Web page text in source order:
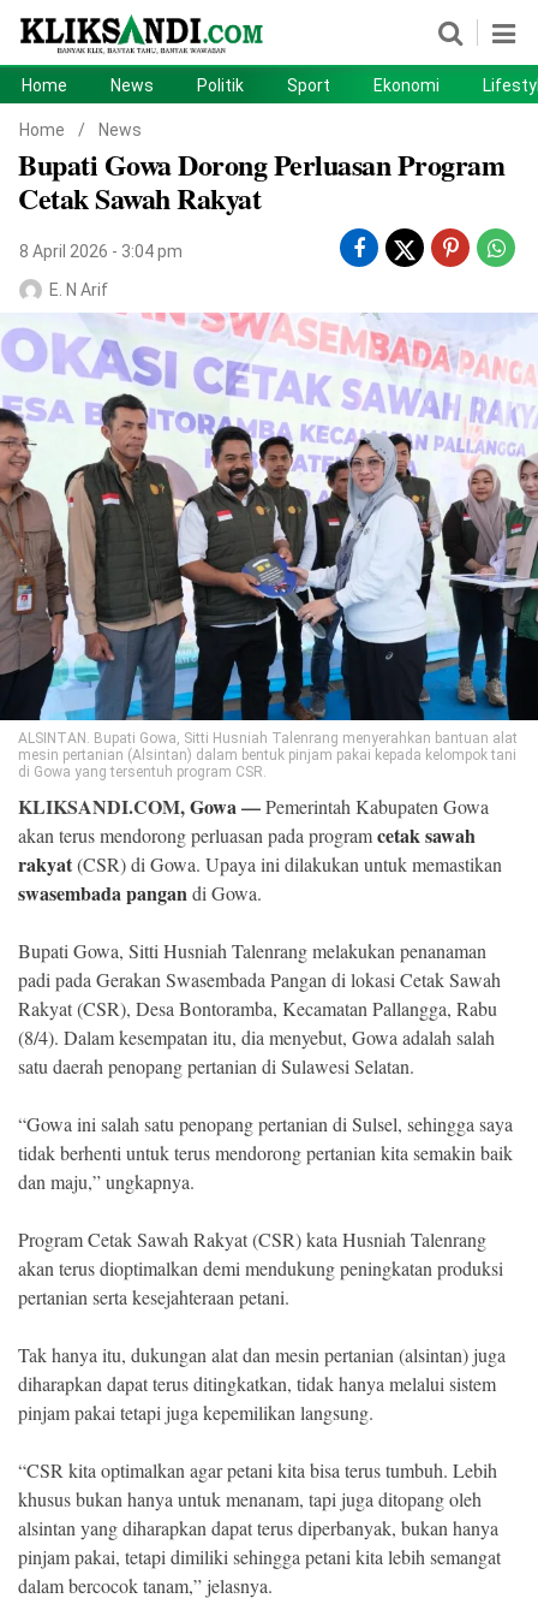
Politik Sport
©
Copyright
2026
Sandi
-
right
reserved
Home News Politik Sport Ekonomi
Home / News
Bupati Gowa Dorong Perluasan Program
Cetak Sawah Rakyat
8 April 2026 - 3:04 pm
E. N Arif
ALSINTAN. Bupati Gowa, Sitti Husniah Talenrang menyerahkan bantuan alat
mesin pertanian (Alsintan) dalam bentuk pinjam pakai kepada kelompok tani
di Gowa yang tersentuh program CSR.
KLIKSANDI.COM,Gowa—Pemerintah Kabupaten Gowa
akan terus mendorong perluasan pada programcetak sawah
rakyat(CSR) di Gowa. Upaya ini dilakukan untuk memastikan
swasembada pangandi Gowa.
Bupati Gowa, Sitti Husniah Talenrang melakukan penanaman
padi pada Gerakan Swasembada Pangan di lokasi Cetak Sawah
Rakyat (CSR), Desa Bontoramba, Kecamatan Pallangga, Rabu
(8/4). Dalam kesempatan itu, dia menyebut, Gowa adalah salah
satu daerah penopang pertanian di Sulawesi Selatan.
“Gowa ini salah satu penopang pertanian di Sulsel, sehingga saya
tidak berhenti untuk terus mendorong pertanian kita semakin baik
dan maju,” ungkapnya.
Program Cetak Sawah Rakyat (CSR) kata Husniah Talenrang
akan terus dioptimalkan demi mendukung peningkatan produksi
pertanian serta kesejahteraan petani.
Tak hanya itu, dukungan alat dan mesin pertanian (alsintan) juga
diharapkan dapat terus ditingkatkan, tidak hanya melalui sistem
pinjam pakai tetapi juga kepemilikan langsung.
“CSR kita optimalkan agar petani kita bisa terus tumbuh. Lebih
khusus bukan hanya untuk menanam, tapi juga ditopang oleh
alsintan yang diharapkan dapat terus diperbanyak, bukan hanya
pinjam pakai, tetapi dimiliki sehingga petani kita lebih semangat
dalam bercocok tanam,” jelasnya.